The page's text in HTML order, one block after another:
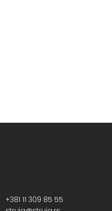
+381 11 309 85 55